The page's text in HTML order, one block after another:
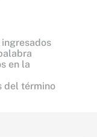
en la
del término